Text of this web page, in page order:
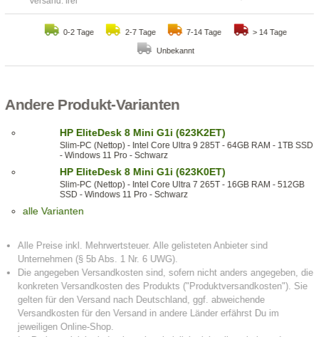
0-2 Tage 2-7 Tage 7-14 Tage > 14 Tage
Unbekannt
Andere Produkt-Varianten
HP EliteDesk 8 Mini G1i (623K2ET)
Slim-PC (Nettop) - Intel Core Ultra 9 285T - 64GB RAM - 1TB SSD
- Windows 11 Pro - Schwarz
HP EliteDesk 8 Mini G1i (623K0ET)
Slim-PC (Nettop) - Intel Core Ultra 7 265T - 16GB RAM - 512GB
SSD - Windows 11 Pro - Schwarz
alle Varianten